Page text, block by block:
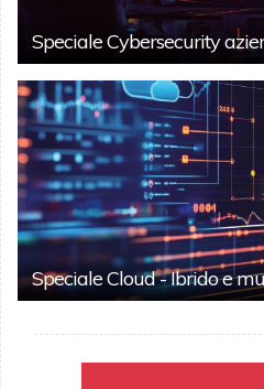
Speciale Cybersecurity
Speciale Cloud - Ibrido e